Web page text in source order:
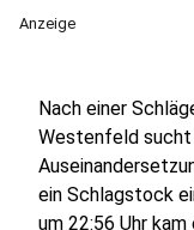
Anzeige
Nach einer
Westenfeld sucht
ein Schlagstock
um 22:56 Uhr